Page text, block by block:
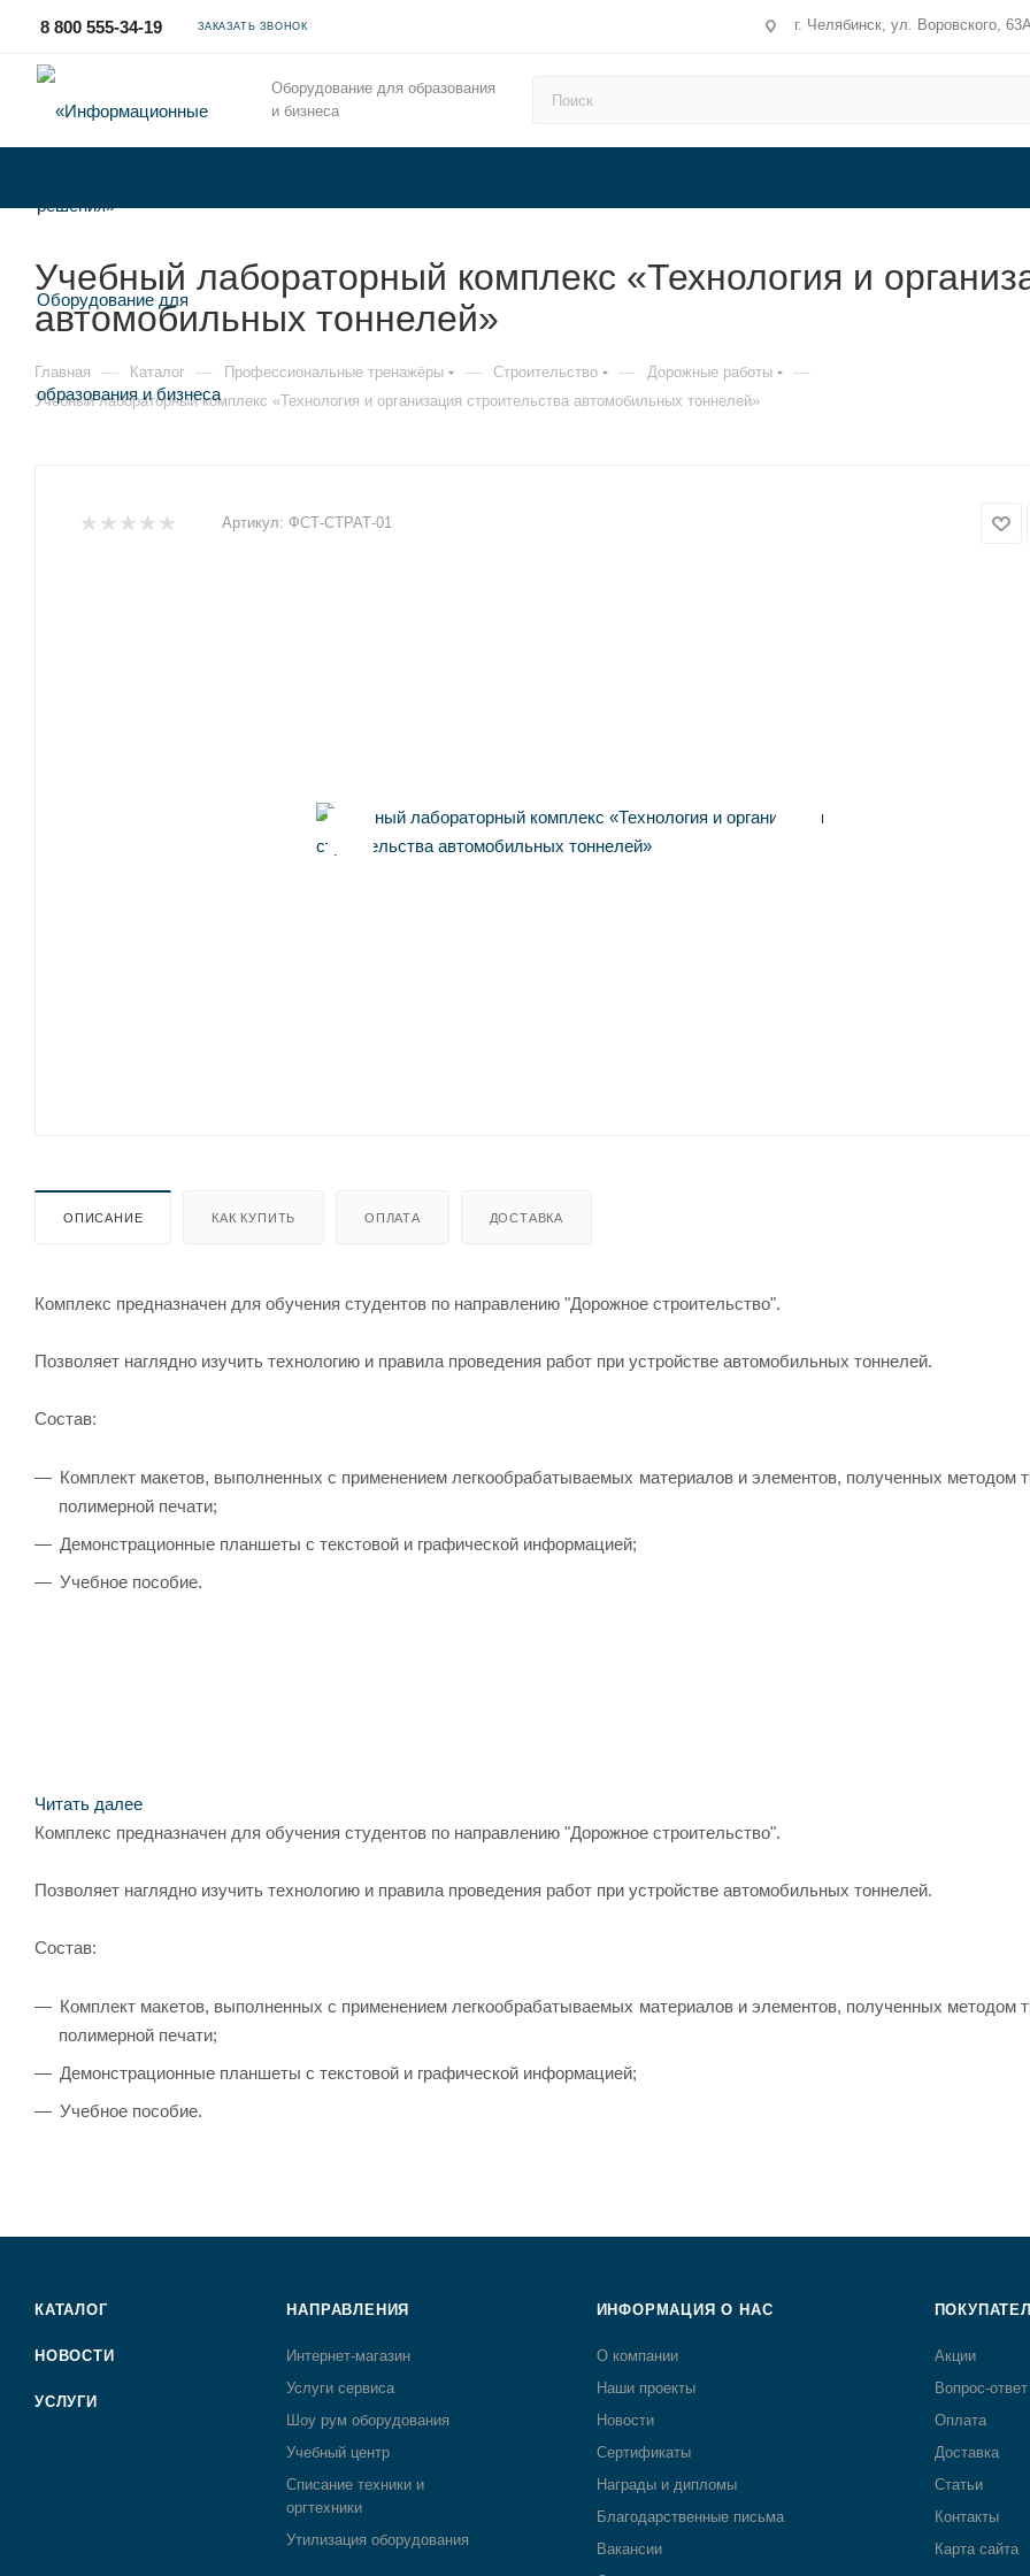
8 800 555-34-19 ЗАКАЗАТЬ ЗВОНОК г. Челябинск, ул. Воровского,
Оборудование для образования
и бизнеса
Учебный лабораторный комплекс «Технология и
автомобильных тоннелей»
Главная — Каталог — Профессиональные тренажёры — Строительство — Дорожные работы —
Учебный лабораторный комплекс «Технология и организация строительства автомобильных тоннелей»
Артикул: ФСТ-СТРАТ-01
ОПИСАНИЕ КАК КУПИТЬ ОПЛАТА ДОСТАВКА
Комплекс предназначен для обучения студентов по направлению "Дорожное строительство".
Позволяет наглядно изучить технологию и правила проведения работ при устройстве автомобильных тоннелей.
Состав:
Комплект макетов, выполненных с применением легкообрабатываемых материалов и элементов, полученных методом
полимерной печати;
Демонстрационные планшеты с текстовой и графической информацией;
Учебное пособие.
Читать далее
Комплекс предназначен для обучения студентов по направлению "Дорожное строительство".
Позволяет наглядно изучить технологию и правила проведения работ при устройстве автомобильных тоннелей.
Состав:
Комплект макетов, выполненных с применением легкообрабатываемых материалов и элементов, полученных методом
полимерной печати;
Демонстрационные планшеты с текстовой и графической информацией;
Учебное пособие.
КАТАЛОГ
НОВОСТИ
УСЛУГИ
НАПРАВЛЕНИЯ
Интернет-магазин
Услуги сервиса
Шоу рум оборудования
Учебный центр
Списание техники и
оргтехники
Утилизация оборудования
ИНФОРМАЦИЯ О НАС
О компании
Наши проекты
Новости
Сертификаты
Награды и дипломы
Благодарственные письма
Вакансии
Акции
Вопрос-ответ
Оплата
Доставка
Статьи
Контакты
Карта сайта